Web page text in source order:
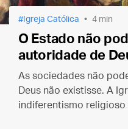
Igreja Católica 4 min
O Estado não
autoridade de
As sociedades não
Deus não existisse. A
indiferentismo